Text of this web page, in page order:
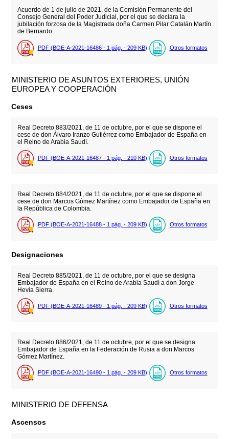
Acuerdo de 1 de julio de 2021, de la Comisión Permanente del
Consejo General del Poder Judicial, por el que se declara la
jubilación forzosa de la Magistrada doña Carmen Pilar Catalán Martín
de Bernardo.
PDF (BOE-A-2021-16486 - 1 pág. - 209 KB) Otros formatos
MINISTERIO DE ASUNTOS EXTERIORES, UNIÓN
EUROPEA Y COOPERACIÓN
Ceses
Real Decreto 883/2021, de 11 de octubre, por el que se dispone el
cese de don Álvaro Iranzo Gutiérrez como Embajador de España en
el Reino de Arabia Saudí.
PDF (BOE-A-2021-16487 - 1 pág. - 210 KB) Otros formatos
Real Decreto 884/2021, de 11 de octubre, por el que se dispone el
cese de don Marcos Gómez Martínez como Embajador de España en
la República de Colombia.
PDF (BOE-A-2021-16488 - 1 pág. - 209 KB) Otros formatos
Designaciones
Real Decreto 885/2021, de 11 de octubre, por el que se designa
Embajador de España en el Reino de Arabia Saudí a don Jorge
Hevia Sierra.
PDF (BOE-A-2021-16489 - 1 pág. - 209 KB) Otros formatos
Real Decreto 886/2021, de 11 de octubre, por el que se designa
Embajador de España en la Federación de Rusia a don Marcos
Gómez Martínez.
PDF (BOE-A-2021-16490 - 1 pág. - 209 KB) Otros formatos
MINISTERIO DE DEFENSA
Ascensos